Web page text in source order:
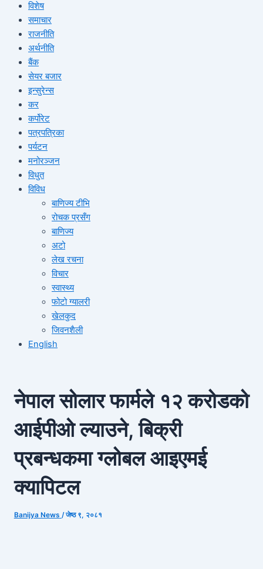
विशेष
समाचार
राजनीति
अर्थनीति
बैंक
सेयर बजार
इन्सुरेन्स
कर
कर्पोरेट
पत्रपत्रिका
पर्यटन
मनोरञ्जन
विधुत
विविध
बाणिज्य टीभि
रोचक प्रसँग
बाणिज्य
अटो
लेख रचना
विचार
स्वास्थ्य
फोटो ग्यालरी
खेलकुद
जिवनशैली
English
नेपाल सोलार फार्मले १२ करोडको
आईपीओ ल्याउने, बिक्री
प्रबन्धकमा ग्लोबल आइएमई
क्यापिटल
Banijya News /जेष्ठ ९, २०८१